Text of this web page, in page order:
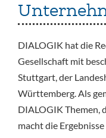
DIALOGIK hat die
Gesellschaft mit
Stuttgart, der
Württemberg. Als
DIALOGIK Themen,
macht die